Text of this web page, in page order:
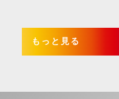
もっと見る